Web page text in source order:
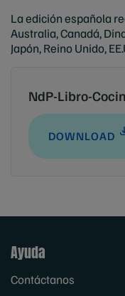
La edición española
Australia, Canadá,
Japón, Reino Unido,
NdP-Libro-
DOWNLOAD
Ayuda
Contáctanos